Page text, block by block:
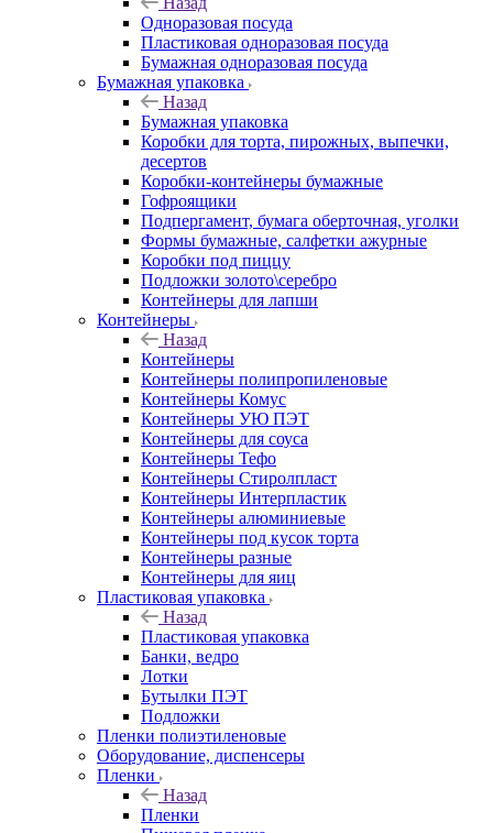
Одноразовая посуда
Пластиковая одноразовая посуда
Бумажная одноразовая посуда
Бумажная упаковка
Назад
Бумажная упаковка
Коробки для торта, пирожных, выпечки,
десертов
Коробки-контейнеры бумажные
Гофроящики
Подпергамент, бумага оберточная, уголки
Формы бумажные, салфетки ажурные
Коробки под пиццу
Подложки золото\серебро
Контейнеры для лапши
Контейнеры
Назад
Контейнеры
Контейнеры полипропиленовые
Контейнеры Комус
Контейнеры УЮ ПЭТ
Контейнеры для соуса
Контейнеры Тефо
Контейнеры Стиролпласт
Контейнеры Интерпластик
Контейнеры алюминиевые
Контейнеры под кусок торта
Контейнеры разные
Контейнеры для яиц
Пластиковая упаковка
Назад
Пластиковая упаковка
Банки, ведро
Лотки
Бутылки ПЭТ
Подложки
Пленки полиэтиленовые
Оборудование, диспенсеры
Пленки
Назад
Пленки